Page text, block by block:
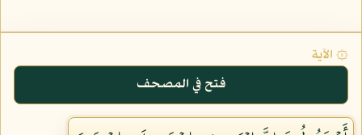
۞ الآية
فتح في المصحف